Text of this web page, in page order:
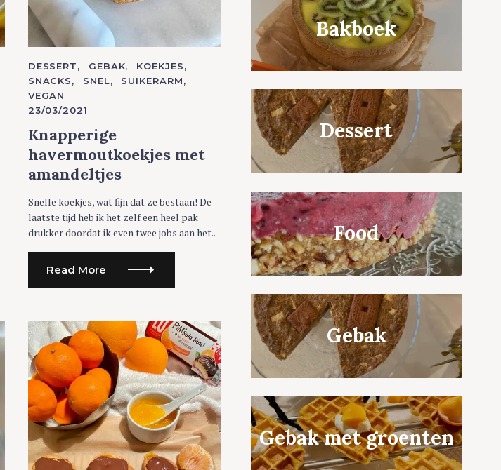
C
A
T
E
G
O
I
S
DESSERT GEBAK
KOEKJES
SNACKS
SNEL
SUIKERARM
VEGAN
23/03/2021
Knapperige
havermoutkoekjes met
amandeltjes
Snelle koekjes, wat fijn dat ze bestaan! De
laatste tijd heb ik het zelf een heel pak
drukker doordat ik even twee jobs aan het..
Read More
Bakboek
Dessert
Food
Gebak
Gebak met groenten